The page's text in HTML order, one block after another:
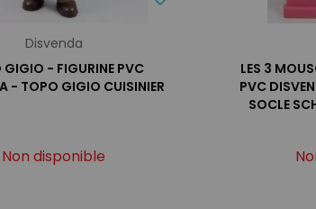
Disvenda
GIGIO - FIGURINE PVC
- TOPO GIGIO CUISINIER
Non disponible
LES 3
PVC
SOCLE